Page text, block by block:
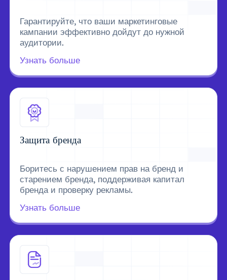
Гарантируйте, что ваши маркетинговые
кампании эффективно дойдут до нужной
аудитории.
Узнать больше
Защита бренда
Боритесь с нарушением прав на бренд и
старением бренда, поддерживая капитал
бренда и проверку рекламы.
Узнать больше